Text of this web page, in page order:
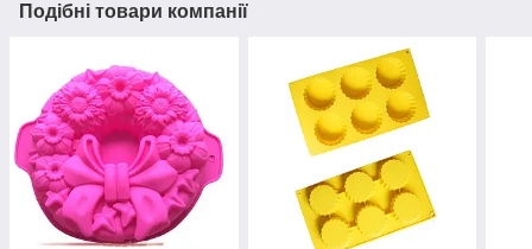
Подібні товари компанії